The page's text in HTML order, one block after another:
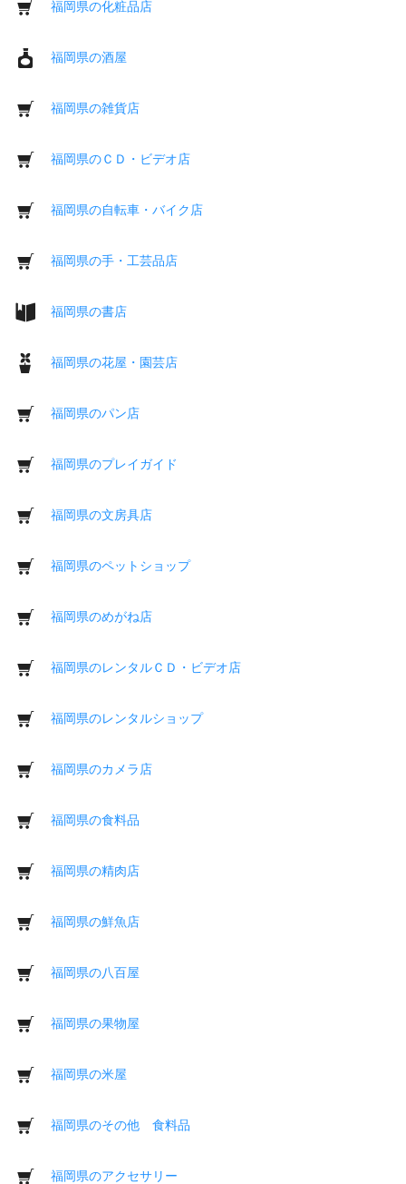
福岡県の化粧品店
福岡県の酒屋
福岡県の雑貨店
福岡県のＣＤ・ビデオ店
福岡県の自転車・バイク店
福岡県の手・工芸品店
福岡県の書店
福岡県の花屋・園芸店
福岡県のパン店
福岡県のプレイガイド
福岡県の文房具店
福岡県のペットショップ
福岡県のめがね店
福岡県のレンタルＣＤ・ビデオ店
福岡県のレンタルショップ
福岡県のカメラ店
福岡県の食料品
福岡県の精肉店
福岡県の鮮魚店
福岡県の八百屋
福岡県の果物屋
福岡県の米屋
福岡県のその他 食料品
福岡県のアクセサリー